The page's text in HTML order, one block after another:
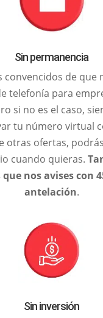
Sin permanencia
convencidos de que
telefonía para
si no es el caso,
tu número virtual
otras ofertas,
cuando quieras.
nos avises con
antelación.
Sin inversión